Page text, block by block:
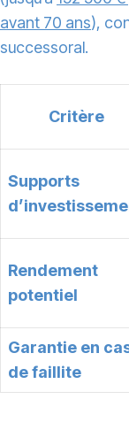
avant 70 ans),
successoral.
Critère
Supports
Rendement
potentiel
Garantie en
de faillite